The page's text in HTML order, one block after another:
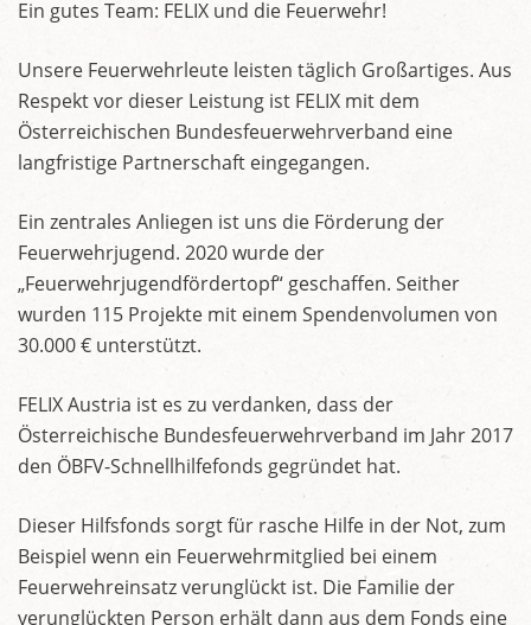
Ein gutes Team: FELIX und die Feuerwehr!
Unsere Feuerwehrleute leisten täglich Großartiges. Aus
Respekt vor dieser Leistung ist FELIX mit dem
Österreichischen Bundesfeuerwehrverband eine
langfristige Partnerschaft eingegangen.
Ein zentrales Anliegen ist uns die Förderung der
Feuerwehrjugend. 2020 wurde der
„Feuerwehrjugendfördertopf“ geschaffen. Seither
wurden 115 Projekte mit einem Spendenvolumen von
30.000 € unterstützt.
FELIX Austria ist es zu verdanken, dass der
Österreichische Bundesfeuerwehrverband im Jahr 2017
den ÖBFV-Schnellhilfefonds gegründet hat.
Dieser Hilfsfonds sorgt für rasche Hilfe in der Not, zum
Beispiel wenn ein Feuerwehrmitglied bei einem
Feuerwehreinsatz verunglückt ist. Die Familie der
verunglückten Person erhält dann aus dem Fonds eine